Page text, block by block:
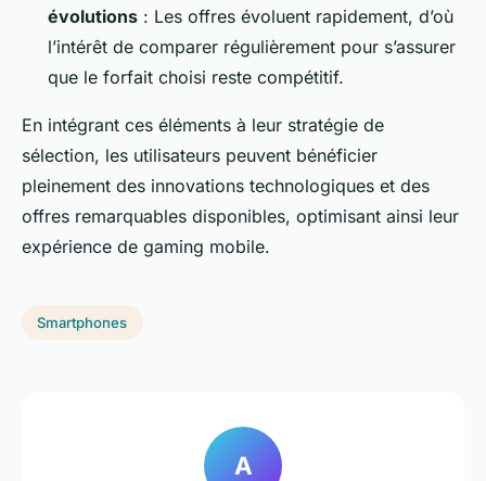
évolutions : Les offres évoluent rapidement, d’où
l’intérêt de comparer régulièrement pour s’assurer
que le forfait choisi reste compétitif.
En intégrant ces éléments à leur stratégie de
sélection, les utilisateurs peuvent bénéficier
pleinement des innovations technologiques et des
offres remarquables disponibles, optimisant ainsi leur
expérience de gaming mobile.
Smartphones
A